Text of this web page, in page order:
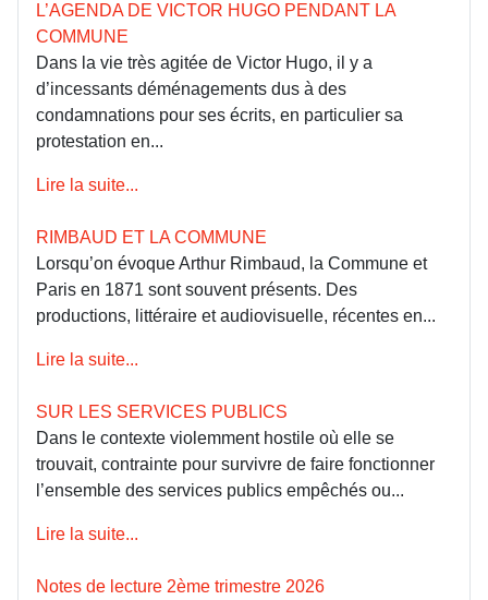
L’AGENDA DE VICTOR HUGO PENDANT LA
COMMUNE
Dans la vie très agitée de Victor Hugo, il y a
d’incessants déménagements dus à des
condamnations pour ses écrits, en particulier sa
protestation en...
Lire la suite...
RIMBAUD ET LA COMMUNE
Lorsqu’on évoque Arthur Rimbaud, la Commune et
Paris en 1871 sont souvent présents. Des
productions, littéraire et audiovisuelle, récentes en...
Lire la suite...
SUR LES SERVICES PUBLICS
Dans le contexte violemment hostile où elle se
trouvait, contrainte pour survivre de faire fonctionner
l’ensemble des services publics empêchés ou...
Lire la suite...
Notes de lecture 2ème trimestre 2026